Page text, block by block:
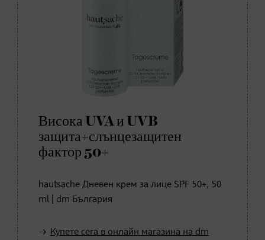
Висока UVA и UVB
защита+слънцезащитен
фактор 50+
hautsache Дневен крем за лице SPF 50+, 50
ml | dm България
Купете сега в онлайн магазина на dm